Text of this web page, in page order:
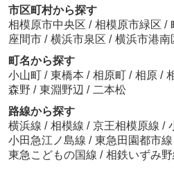
市区町村から探す
相模原市中央区 / 相模原市緑区 /
座間市 / 横浜市泉区 / 横浜市港南
町名から探す
小山町 / 東橋本 / 相原町 / 相原 /
森野 / 東淵野辺 / 二本松
路線から探す
横浜線 / 相模線 / 京王相模原線 /
小田急江ノ島線 / 東急田園都市線
東急こどもの国線 / 相鉄いずみ野